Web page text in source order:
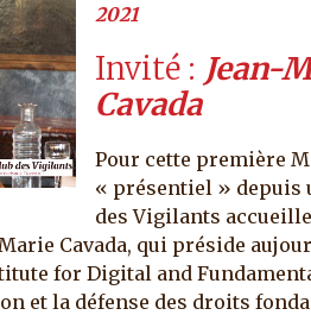
2021
Invité
Jean-
Cavada
Pour cette première
« présentiel » depuis
des Vigilants
Cavada, qui préside
for Digital and
et la défense des droits